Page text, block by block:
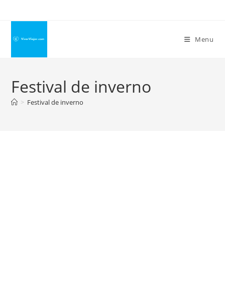
conteúdo
Menu
Festival de inverno
> Festival de inverno